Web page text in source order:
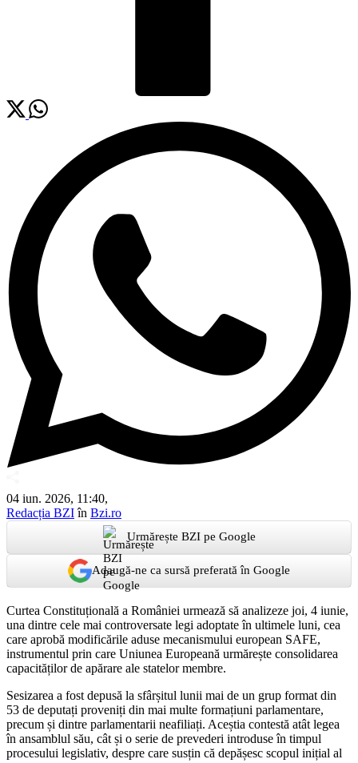
04 iun. 2026, 11:40,
Redacția BZIîn Bzi.ro
Urmărește BZI pe Google
Adaugă-ne ca sursă preferată în Google
Curtea Constituțională a României urmează să analizeze joi, 4 iunie,
una dintre cele mai controversate legi adoptate în ultimele luni, cea
care aprobă modificările aduse mecanismului european SAFE,
instrumentul prin care Uniunea Europeană urmărește consolidarea
capacităților de apărare ale statelor membre.
Sesizarea a fost depusă la sfârșitul lunii mai de un grup format din
53 de deputați proveniți din mai multe formațiuni parlamentare,
precum și dintre parlamentarii neafiliați. Aceștia contestă atât legea
în ansamblul său, cât și o serie de prevederi introduse în timpul
procesului legislativ, despre care susțin că depășesc scopul inițial al